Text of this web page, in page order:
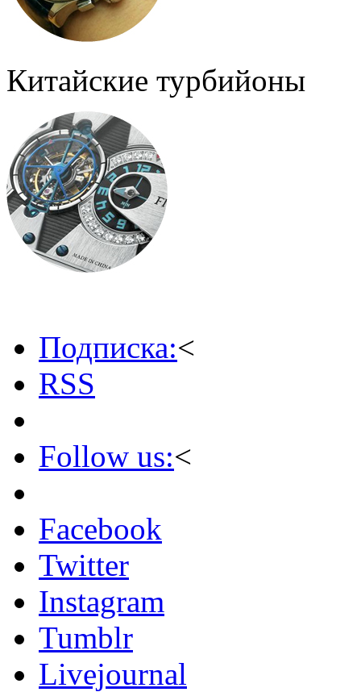
Китайские турбийоны
Подписка:<
RSS
Follow us:<
Facebook
Twitter
Instagram
Tumblr
Livejournal